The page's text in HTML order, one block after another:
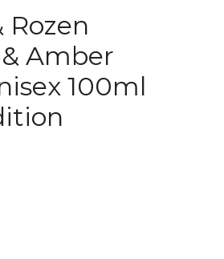
Rozen
Amber
100ml